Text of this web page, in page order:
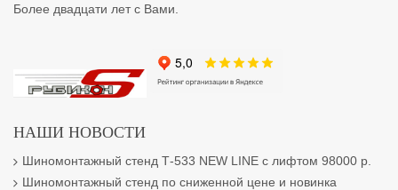
Более двадцати лет с Вами.
НАШИ НОВОСТИ
Шиномонтажный стенд Т-533 NEW LINE с лифтом 98000 р.
Шиномонтажный стенд по сниженной цене и новинка